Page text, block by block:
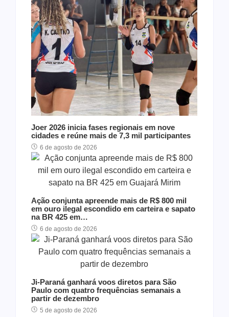
Joer 2026 inicia fases regionais em nove
cidades e reúne mais de 7,3 mil participantes
6 de agosto de 2026
Ação conjunta apreende mais de R$ 800 mil
em ouro ilegal escondido em carteira e sapato
na BR 425 em…
6 de agosto de 2026
Ji-Paraná ganhará voos diretos para São
Paulo com quatro frequências semanais a
partir de dezembro
5 de agosto de 2026